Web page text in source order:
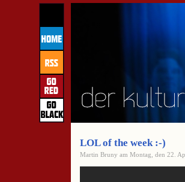
LOL of the week :-)
Martin Bruny am Montag, den 22.